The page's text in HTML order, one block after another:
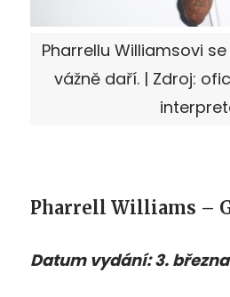
Pharrellu Williamsovi
vážně daří. | Zdroj:
Pharrell Williams –
Datum vydání: 3. března